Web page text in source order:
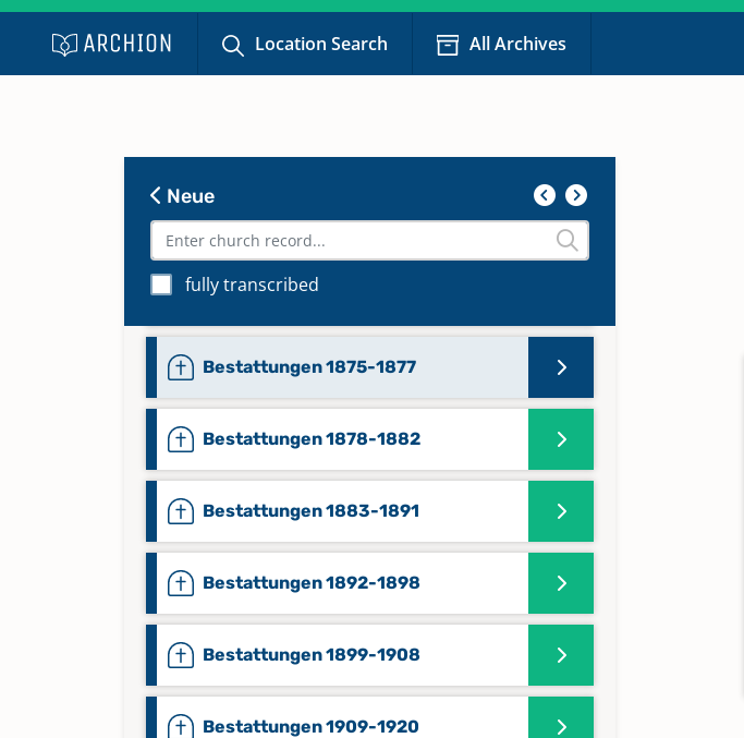
Location Search All Archives
Neue
fully transcribed
Bestattungen 1858-1860
Bestattungen 1861-1863
Bestattungen 1867-1869
Bestattungen 1870-1874
Bestattungen 1875-1877
Bestattungen 1878-1882
Bestattungen 1883-1891
Bestattungen 1892-1898
Bestattungen 1899-1908
Bestattungen 1909-1920